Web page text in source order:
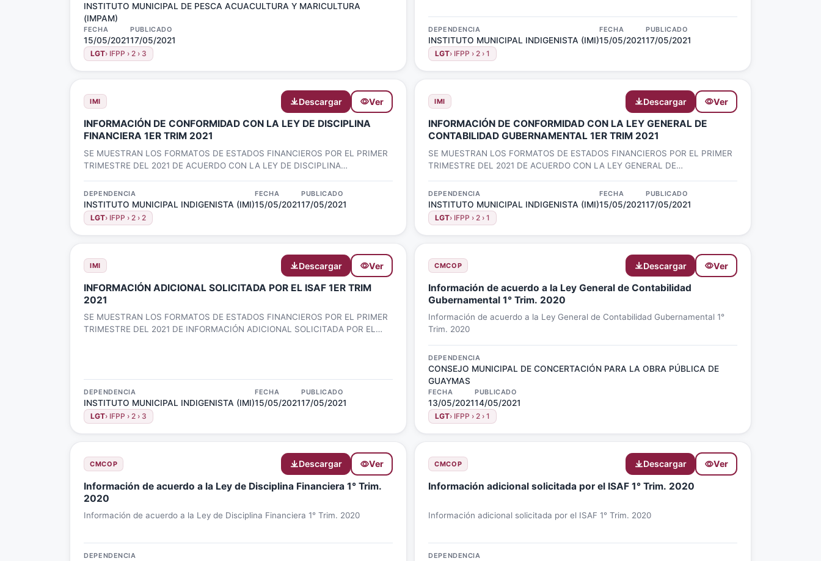
INSTITUTO MUNICIPAL DE PESCA ACUACULTURA Y MARICULTURA
(IMPAM)
FECHA
15/05/2021
PUBLICADO
17/05/2021
LGT› IFPP › 2 › 3
DEPENDENCIA
INSTITUTO MUNICIPAL INDIGENISTA (IMI)
FECHA
15/05/2021
PUBLICADO
17/05/2021
LGT› IFPP › 2 › 1
IMI Descargar Ver
INFORMACIÓN DE CONFORMIDAD CON LA LEY DE DISCIPLINA
FINANCIERA 1ER TRIM 2021
SE MUESTRAN LOS FORMATOS DE ESTADOS FINANCIEROS POR EL PRIMER
TRIMESTRE DEL 2021 DE ACUERDO CON LA LEY DE DISCIPLINA
DEPENDENCIA
INSTITUTO MUNICIPAL INDIGENISTA (IMI)
FECHA
15/05/2021
PUBLICADO
17/05/2021
LGT› IFPP › 2 › 2
IMI Descargar Ver
INFORMACIÓN DE CONFORMIDAD CON LA LEY GENERAL DE
CONTABILIDAD GUBERNAMENTAL 1ER TRIM 2021
SE MUESTRAN LOS FORMATOS DE ESTADOS FINANCIEROS POR EL PRIMER
TRIMESTRE DEL 2021 DE ACUERDO CON LA LEY GENERAL DE
DEPENDENCIA
INSTITUTO MUNICIPAL INDIGENISTA (IMI)
FECHA
15/05/2021
PUBLICADO
17/05/2021
LGT› IFPP › 2 › 1
IMI Descargar Ver
INFORMACIÓN ADICIONAL SOLICITADA POR EL ISAF 1ER TRIM
2021
SE MUESTRAN LOS FORMATOS DE ESTADOS FINANCIEROS POR EL PRIMER
TRIMESTRE DEL 2021 DE INFORMACIÓN ADICIONAL SOLICITADA POR EL
DEPENDENCIA
INSTITUTO MUNICIPAL INDIGENISTA (IMI)
FECHA
15/05/2021
PUBLICADO
17/05/2021
LGT› IFPP › 2 › 3
CMCOP Descargar Ver
Información de acuerdo a la Ley General de Contabilidad
Gubernamental 1° Trim. 2020
Información de acuerdo a la Ley General de Contabilidad Gubernamental 1°
Trim. 2020
DEPENDENCIA
CONSEJO MUNICIPAL DE CONCERTACIÓN PARA LA OBRA PÚBLICA DE
GUAYMAS
FECHA
13/05/2021
PUBLICADO
14/05/2021
LGT› IFPP › 2 › 1
CMCOP Descargar Ver
Información de acuerdo a la Ley de Disciplina Financiera 1° Trim.
2020
Información de acuerdo a la Ley de Disciplina Financiera 1° Trim. 2020
DEPENDENCIA
CMCOP Descargar Ver
Información adicional solicitada por el ISAF 1° Trim. 2020
Información adicional solicitada por el ISAF 1° Trim. 2020
DEPENDENCIA